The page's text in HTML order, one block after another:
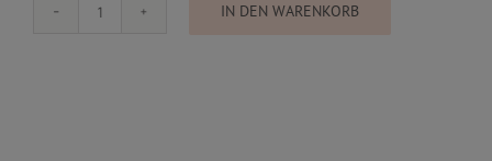
Shine
IN DEN WARENKORB